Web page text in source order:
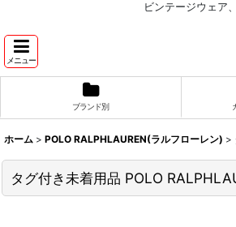
ビンテージウェア
メニュー
ブランド別
ホーム > POLO RALPHLAUREN(ラルフローレン) >
タグ付き未着用品 POLO